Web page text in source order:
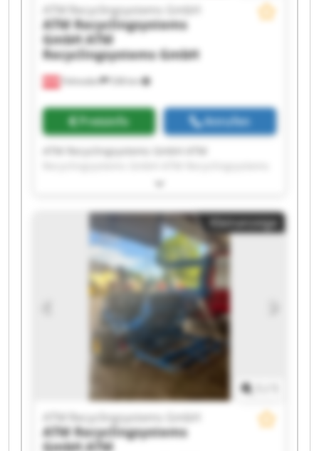
538 km
ATM Recyclingsystems GmbH
ATM Recyclingsystems
GmbHATM
Recyclingsystems GmbH
Preisinfo Anrufen
ATM Recyclingsystems GmbH ATM
GmbH ATM Recyclingsystems GmbH ATM
GmbH ATM Recyclingsystems GmbH ATM
Recyclingsystems GmbH ATM Recyclingsystems
GmbH ATM Recyclingsystems GmbH ATM
Recyclingsystems GmbH ATM Recyclingsystems
GmbH ATM Recyclingsystems GmbH ATM
Recyclingsystems GmbH ATM Recyclingsystems
GmbH ATM Recyclingsystems GmbH ATM
Recyclingsystems GmbH ATM Recyclingsystems
GmbH ATM Recyclingsystems GmbH ATM
Recyclingsystems GmbH
Kleinanzeige
ATM Recyclingsystems GmbH
ATM Recyclingsystems
GmbHATM